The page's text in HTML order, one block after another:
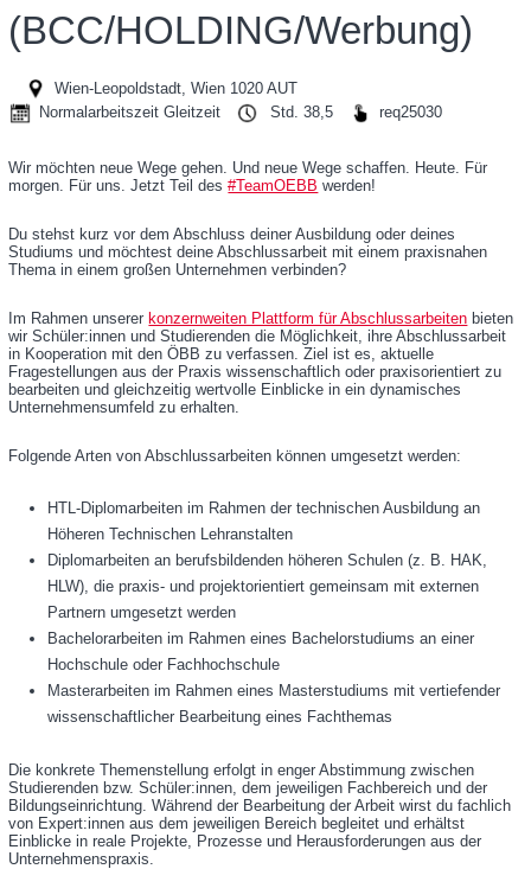
BCC GmbH
Infrastruktur AG
Produktion GmbH
Rail Cargo Group
Technische Services GmbH
(BCC/HOLDING/Werbung)
Wien-Leopoldstadt, Wien 1020 AUT
Normalarbeitszeit Gleitzeit
Std. 38,5 req25030
Wir möchten neue Wege gehen. Und neue Wege schaffen. Heute. Für
morgen. Für uns. Jetzt Teil des#TeamOEBB werden!
Du stehst kurz vor dem Abschluss deiner Ausbildung oder deines
Studiums und möchtest deine Abschlussarbeit mit einem praxisnahen
Thema in einem großen Unternehmen verbinden?
Im Rahmen unserer konzernweiten Plattform für Abschlussarbeiten bieten
wir Schüler:innen und Studierenden die Möglichkeit, ihre Abschlussarbeit
in Kooperation mit den ÖBB zu verfassen. Ziel ist es, aktuelle
Fragestellungen aus der Praxis wissenschaftlich oder praxisorientiert zu
bearbeiten und gleichzeitig wertvolle Einblicke in ein dynamisches
Unternehmensumfeld zu erhalten.
Folgende Arten von Abschlussarbeiten können umgesetzt werden:
HTL-Diplomarbeiten im Rahmen der technischen Ausbildung an
Höheren Technischen Lehranstalten
Diplomarbeiten an berufsbildenden höheren Schulen (z. B. HAK,
HLW), die praxis- und projektorientiert gemeinsam mit externen
Partnern umgesetzt werden
Bachelorarbeiten im Rahmen eines Bachelorstudiums an einer
Hochschule oder Fachhochschule
Masterarbeiten im Rahmen eines Masterstudiums mit vertiefender
wissenschaftlicher Bearbeitung eines Fachthemas
Die konkrete Themenstellung erfolgt in enger Abstimmung zwischen
Studierenden bzw. Schüler:innen, dem jeweiligen Fachbereich und der
Bildungseinrichtung. Während der Bearbeitung der Arbeit wirst du fachlich
von Expert:innen aus dem jeweiligen Bereich begleitet und erhältst
Einblicke in reale Projekte, Prozesse und Herausforderungen aus der
Unternehmenspraxis.